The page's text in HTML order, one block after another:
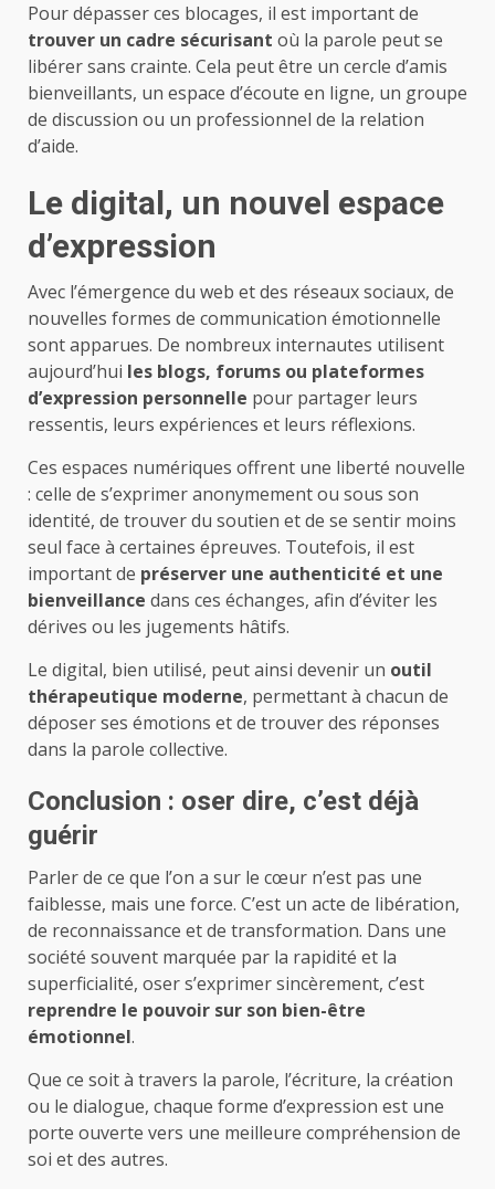
Pour dépasser ces blocages, il est important de
trouver un cadre sécurisant où la parole peut se
libérer sans crainte. Cela peut être un cercle d’amis
bienveillants, un espace d’écoute en ligne, un groupe
de discussion ou un professionnel de la relation
d’aide.
Le digital, un nouvel espace
d’expression
Avec l’émergence du web et des réseaux sociaux, de
nouvelles formes de communication émotionnelle
sont apparues. De nombreux internautes utilisent
aujourd’hui les blogs, forums ou plateformes
d’expression personnelle pour partager leurs
ressentis, leurs expériences et leurs réflexions.
Ces espaces numériques offrent une liberté nouvelle
: celle de s’exprimer anonymement ou sous son
identité, de trouver du soutien et de se sentir moins
seul face à certaines épreuves. Toutefois, il est
important de préserver une authenticité et une
bienveillance dans ces échanges, afin d’éviter les
dérives ou les jugements hâtifs.
Le digital, bien utilisé, peut ainsi devenir un outil
thérapeutique moderne, permettant à chacun de
déposer ses émotions et de trouver des réponses
dans la parole collective.
Conclusion : oser dire, c’est déjà
guérir
Parler de ce que l’on a sur le cœur n’est pas une
faiblesse, mais une force. C’est un acte de libération,
de reconnaissance et de transformation. Dans une
société souvent marquée par la rapidité et la
superficialité, oser s’exprimer sincèrement, c’est
reprendre le pouvoir sur son bien-être
émotionnel.
Que ce soit à travers la parole, l’écriture, la création
ou le dialogue, chaque forme d’expression est une
porte ouverte vers une meilleure compréhension de
soi et des autres.